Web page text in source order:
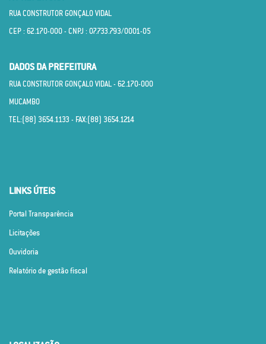
RUA CONSTRUTOR GONÇALO VIDAL
CEP : 62.170­-000 - CNPJ : 07.733.793/0001­-05
DADOS DA PREFEITURA
RUA CONSTRUTOR GONÇALO VIDAL - 62.170­-000
MUCAMBO
TEL:(88) 3654.1133 - FAX:(88) 3654.1214
LINKS ÚTEIS
Portal Transparência
Licitações
Ouvidoria
Relatório de gestão fiscal